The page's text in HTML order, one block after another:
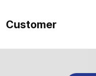
Customer